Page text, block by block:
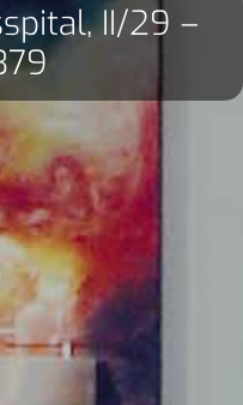
II/29 –